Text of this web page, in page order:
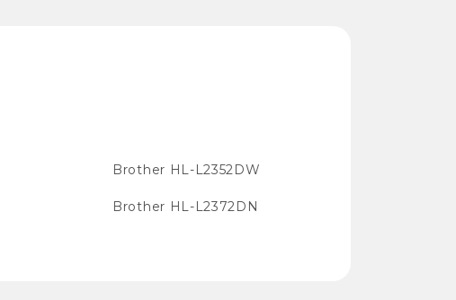
Brother HL-L2352DW
Brother HL-L2372DN